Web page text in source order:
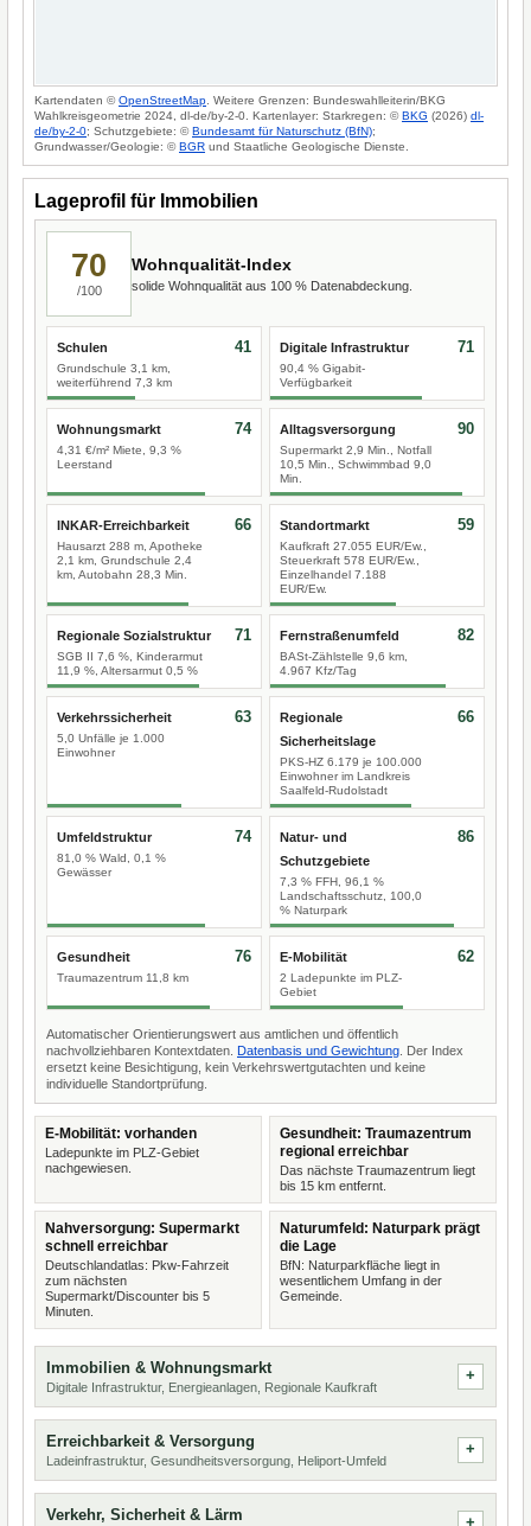
Kartendaten ©OpenStreetMap . Weitere Grenzen: Bundeswahlleiterin/BKG
Wahlkreisgeometrie 2024, dl-de/by-2-0. Kartenlayer: Starkregen: ©BKG (2026) dl-
de/by-2-0; Schutzgebiete: ©Bundesamt für Naturschutz (BfN);
Grundwasser/Geologie: ©BGR und Staatliche Geologische Dienste.
Lageprofil für Immobilien
70
/100
Wohnqualität-Index
solide Wohnqualität aus 100 % Datenabdeckung.
Schulen
Grundschule 3,1 km,
weiterführend 7,3 km
41 Digitale Infrastruktur
90,4 % Gigabit-
Verfügbarkeit
71
Wohnungsmarkt
4,31 €/m² Miete, 9,3 %
Leerstand
74 Alltagsversorgung
Supermarkt 2,9 Min., Notfall
10,5 Min., Schwimmbad 9,0
Min.
90
INKAR-Erreichbarkeit
Hausarzt 288 m, Apotheke
2,1 km, Grundschule 2,4
km, Autobahn 28,3 Min.
66 Standortmarkt
Kaufkraft 27.055 EUR/Ew.,
Steuerkraft 578 EUR/Ew.,
Einzelhandel 7.188
EUR/Ew.
59
Regionale Sozialstruktur
SGB II 7,6 %, Kinderarmut
11,9 %, Altersarmut 0,5 %
71 Fernstraßenumfeld
BASt-Zählstelle 9,6 km,
4.967 Kfz/Tag
82
Verkehrssicherheit
5,0 Unfälle je 1.000
Einwohner
63
Regionale
Sicherheitslage
PKS-HZ 6.179 je 100.000
Einwohner im Landkreis
Saalfeld-Rudolstadt
66
Umfeldstruktur
81,0 % Wald, 0,1 %
Gewässer
74
Natur- und
Schutzgebiete
7,3 % FFH, 96,1 %
Landschaftsschutz, 100,0
% Naturpark
86
Gesundheit
Traumazentrum 11,8 km
76 E-Mobilität
2 Ladepunkte im PLZ-
Gebiet
62
Automatischer Orientierungswert aus amtlichen und öffentlich
nachvollziehbaren Kontextdaten. Datenbasis und Gewichtung . Der Index
ersetzt keine Besichtigung, kein Verkehrswertgutachten und keine
individuelle Standortprüfung.
E-Mobilität: vorhanden
Ladepunkte im PLZ-Gebiet
nachgewiesen.
Gesundheit: Traumazentrum
regional erreichbar
Das nächste Traumazentrum liegt
bis 15 km entfernt.
Nahversorgung: Supermarkt
schnell erreichbar
Deutschlandatlas: Pkw-Fahrzeit
zum nächsten
Supermarkt/Discounter bis 5
Minuten.
Naturumfeld: Naturpark prägt
die Lage
BfN: Naturparkfläche liegt in
wesentlichem Umfang in der
Gemeinde.
Immobilien & Wohnungsmarkt
Digitale Infrastruktur, Energieanlagen, Regionale Kaufkraft
Erreichbarkeit & Versorgung
Ladeinfrastruktur, Gesundheitsversorgung, Heliport-Umfeld
Verkehr, Sicherheit & Lärm